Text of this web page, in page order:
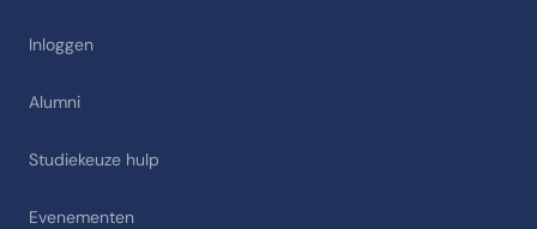
Inloggen
Alumni
Studiekeuze hulp
Evenementen